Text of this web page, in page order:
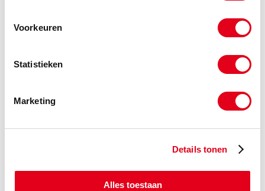
Voorkeuren
Statistieken
Marketing
Details tonen
Alles toestaan
Lagerblok PFT